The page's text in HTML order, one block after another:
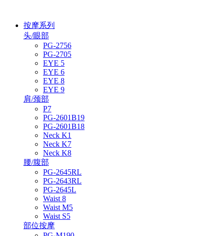
按摩系列
头/眼部
PG-2756
PG-2705
EYE 5
EYE 6
EYE 8
EYE 9
肩/颈部
P7
PG-2601B19
PG-2601B18
Neck K1
Neck K7
Neck K8
腰/腹部
PG-2645RL
PG-2643RL
PG-2645L
Waist 8
Waist M5
Waist S5
部位按摩